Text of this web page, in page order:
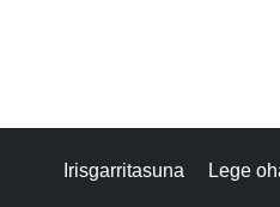
Irisgarritasuna Lege